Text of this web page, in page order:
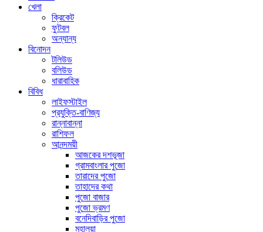
খেলা
ক্রিকেট
ফুটবল
অন্যান্য
বিনোদন
টলিউড
বলিউড
ধারাবাহিক
বিবিধ
লাইফস্টাইল
প্রযুক্তি-বাণিজ্য
রান্নাবান্না
রাশিফল
আনন্দময়ী
আজকের দশভূজা
গ্রামবাংলার পুজো
তারাদের পুজো
তাহাদের কথা
পুজো বাজার
পুজো ভ্রমণ
বনেদিবাড়ির পুজো
মহালয়া